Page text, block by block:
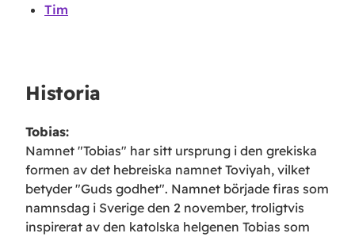
Tim
Historia
Tobias:
Namnet "Tobias" har sitt ursprung i den grekiska
formen av det hebreiska namnet Toviyah, vilket
betyder "Guds godhet". Namnet började firas som
namnsdag i Sverige den 2 november, troligtvis
inspirerat av den katolska helgenen Tobias som